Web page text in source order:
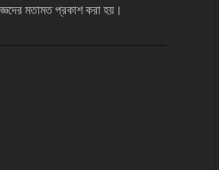
মতামত প্রকাশ করা হয়।